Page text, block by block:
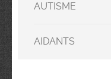
AUTISME
AIDANTS